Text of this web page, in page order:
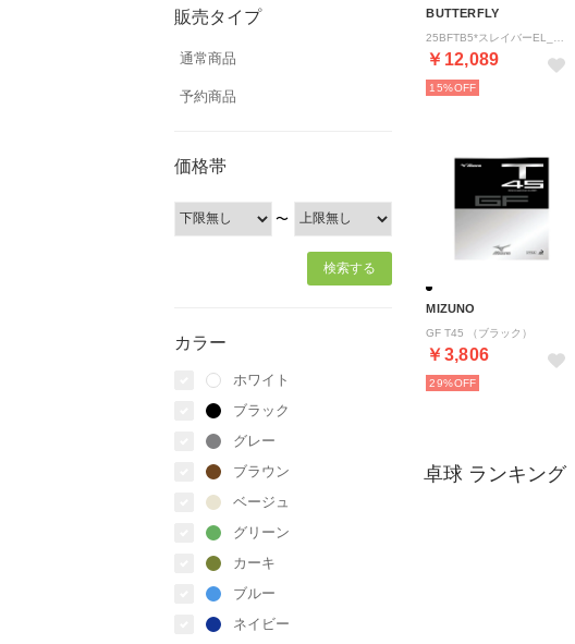
販売タイプ
通常商品
予約商品
価格帯
〜
カラー
ホワイト
ブラック
グレー
ブラウン
ベージュ
グリーン
カーキ
ブルー
ネイビー
BUTTERFLY
￥12,089
15%
MIZUNO
GF T45 （ブラック）
￥3,806
29%
卓球 ランキング